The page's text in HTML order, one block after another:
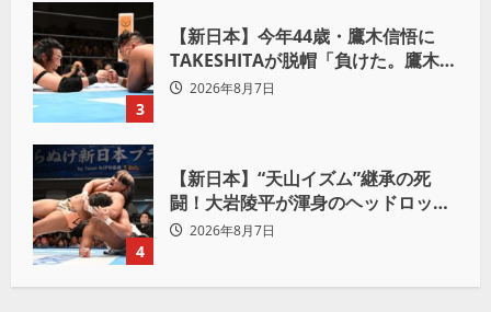
3
【新日本】今年44歳・鷹木信悟に
TAKESHITAが脱帽「負けた。鷹木信
悟、強いわ！」
2026年8月7日
4
【新日本】“天山イズム”継承の死
闘！大岩陵平が渾身のヘッドロック
で後藤洋央紀からタップ奪取 執念の
2026年8月7日